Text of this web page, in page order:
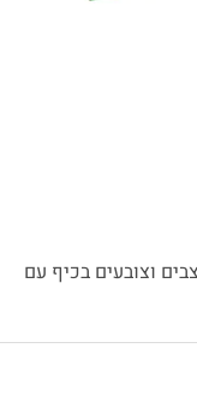
וצובעים בכיף עם